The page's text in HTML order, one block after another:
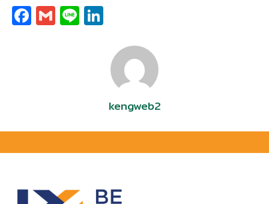
Facebook
Gmail
Line
kengweb2